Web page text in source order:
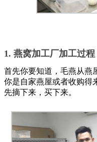
1. 燕窝加工厂加工过
首先你要知道，毛燕从燕
你是自家燕屋或者收购得
先摘下来，买下来。